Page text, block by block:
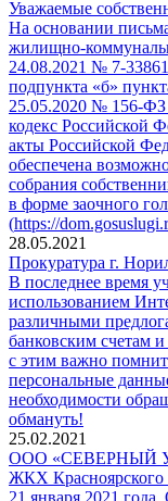
Уважаемые
На основании
жилищно-
24.08.2021 № 7-
подпункта «б»
25.05.2020 № 156-
кодекс Российской
акты Российской
обеспечена
собрания
в форме заочного
(https://
28.05.2021
Прокуратура г.
В последнее время
использованием
различными
банковским счетам
с этим важно
персональные
необходимости
обмануть!
25.02.2021
ООО «СЕВЕРНЫЙ
ЖКХ Красноярского